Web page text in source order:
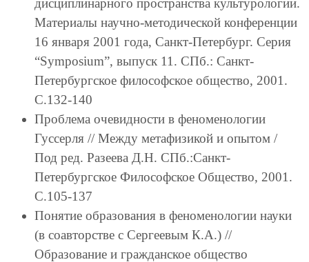
дисциплинарного пространства культурологии.
Материалы научно-методической конференции
16 января 2001 года, Санкт-Петербург. Серия
“Symposium”, выпуск 11. СПб.: Санкт-
Петербургское философское общество, 2001.
С.132-140
Проблема очевидности в феноменологии
Гуссерля // Между метафизикой и опытом /
Под ред. Разеева Д.Н. СПб.:Санкт-
Петербургское Философское Общество, 2001.
С.105-137
Понятие образования в феноменологии науки
(в соавторстве с Сергеевым К.А.) //
Образование и гражданское общество